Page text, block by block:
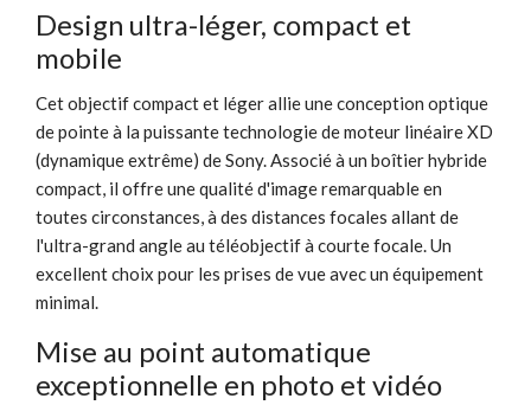
Design ultra-léger, compact et
mobile
Cet objectif compact et léger allie une conception optique
de pointe à la puissante technologie de moteur linéaire XD
(dynamique extrême) de Sony. Associé à un boîtier hybride
compact, il offre une qualité d'image remarquable en
toutes circonstances, à des distances focales allant de
l'ultra-grand angle au téléobjectif à courte focale. Un
excellent choix pour les prises de vue avec un équipement
minimal.
Mise au point automatique
exceptionnelle en photo et vidéo